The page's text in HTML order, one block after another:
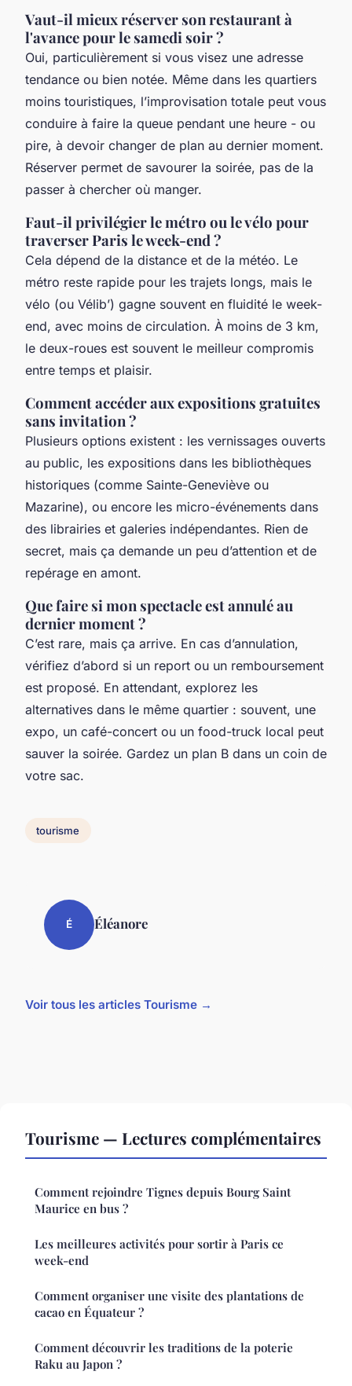
Vaut-il mieux réserver son restaurant à
l'avance pour le samedi soir ?
Oui, particulièrement si vous visez une adresse
tendance ou bien notée. Même dans les quartiers
moins touristiques, l’improvisation totale peut vous
conduire à faire la queue pendant une heure - ou
pire, à devoir changer de plan au dernier moment.
Réserver permet de savourer la soirée, pas de la
passer à chercher où manger.
Faut-il privilégier le métro ou le vélo pour
traverser Paris le week-end ?
Cela dépend de la distance et de la météo. Le
métro reste rapide pour les trajets longs, mais le
vélo (ou Vélib’) gagne souvent en fluidité le week-
end, avec moins de circulation. À moins de 3 km,
le deux-roues est souvent le meilleur compromis
entre temps et plaisir.
Comment accéder aux expositions gratuites
sans invitation ?
Plusieurs options existent : les vernissages ouverts
au public, les expositions dans les bibliothèques
historiques (comme Sainte-Geneviève ou
Mazarine), ou encore les micro-événements dans
des librairies et galeries indépendantes. Rien de
secret, mais ça demande un peu d’attention et de
repérage en amont.
Que faire si mon spectacle est annulé au
dernier moment ?
C’est rare, mais ça arrive. En cas d’annulation,
vérifiez d’abord si un report ou un remboursement
est proposé. En attendant, explorez les
alternatives dans le même quartier : souvent, une
expo, un café-concert ou un food-truck local peut
sauver la soirée. Gardez un plan B dans un coin de
votre sac.
tourisme
É Éléanore
Voir tous les articles Tourisme →
Tourisme — Lectures complémentaires
Comment rejoindre Tignes depuis Bourg Saint
Maurice en bus ?
Les meilleures activités pour sortir à Paris ce
week-end
Comment organiser une visite des plantations de
cacao en Équateur ?
Comment découvrir les traditions de la poterie
Raku au Japon ?